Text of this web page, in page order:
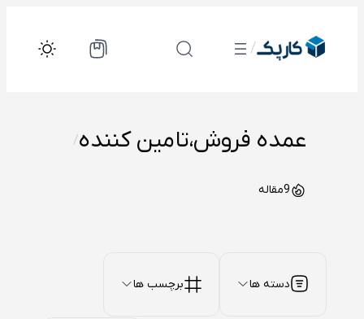
/
عمده فروش،تامین کننده/
9مقاله
دسته ها برچسب ها